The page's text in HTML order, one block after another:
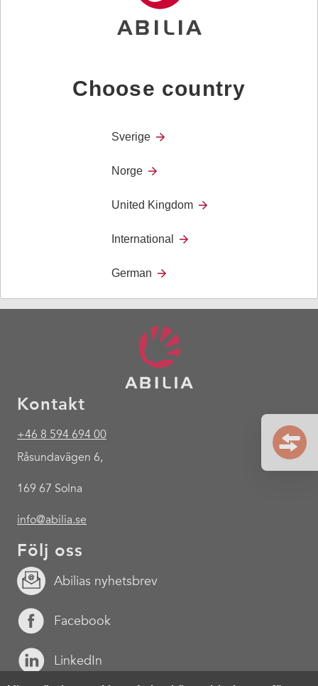
Produkten används när en individ vill påkalla
uppmärksamhet hos anhörig eller vårdgivare i annat
Larmet används tillsammans med TREX personsökare för
att uppmärksamma anhöriga eller personal som kan ge
Kontakt
+46 8 594 694 00
Råsundavägen 6,
169 67 Solna
info@abilia.se
Följ oss
Abilias nyhetsbrev
Facebook
LinkedIn
Choose country
Sverige
Norge
United Kingdom
International
German